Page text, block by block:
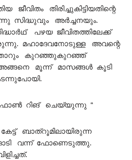
ജീവിതം തിരിച്ചുകിട്ടിയതിന്റെ
സിദ്ധുവും അർച്ചനയും.
പഴയ ജീവിതത്തിലേക്ക്
മഹാദേവനോടുള്ള അവന്റെ
കുറഞ്ഞുകുറഞ്ഞ്
മൂന്ന് മാസങ്ങൾ കൂടി
റിങ് ചെയ്യുന്നു “
ബാത്‌റൂമിലായിരുന്ന
വന്ന് ഫോണെടുത്തു.